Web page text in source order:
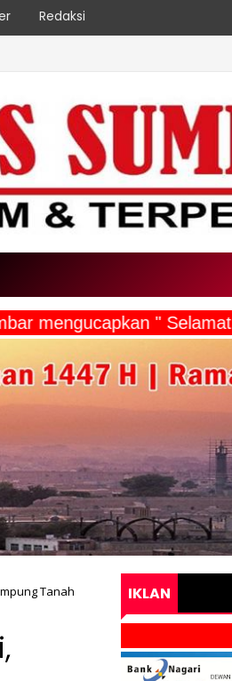
Redaksi
mengucapkan "
Tanah
IKLAN